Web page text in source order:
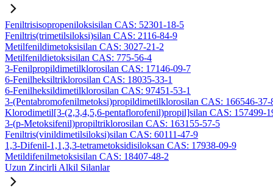
Feniltrisisopropeniloksisilan CAS: 52301-18-5
Feniltris(trimetilsiloksi)silan CAS: 2116-84-9
Metilfenildimetoksisilan CAS: 3027-21-2
Metilfenildietoksisilan CAS: 775-56-4
3-Fenilpropildimetilklorosilan CAS: 17146-09-7
6-Fenilheksiltriklorosilan CAS: 18035-33-1
6-Fenilheksildimetilklorosilan CAS: 97451-53-1
3-(Pentabromofenilmetoksi)propildimetilklorosilan CAS: 166546-37-
Klorodimetil[3-(2,3,4,5,6-pentaflorofenil)propil]silan CAS: 157499-
3-(p-Metoksifenil)propiltriklorosilan CAS: 163155-57-5
Feniltris(vinildimetilsiloksi)silan CAS: 60111-47-9
1,3-Difenil-1,1,3,3-tetrametoksidisiloksan CAS: 17938-09-9
Metildifenilmetoksisilan CAS: 18407-48-2
Uzun Zincirli Alkil Silanlar